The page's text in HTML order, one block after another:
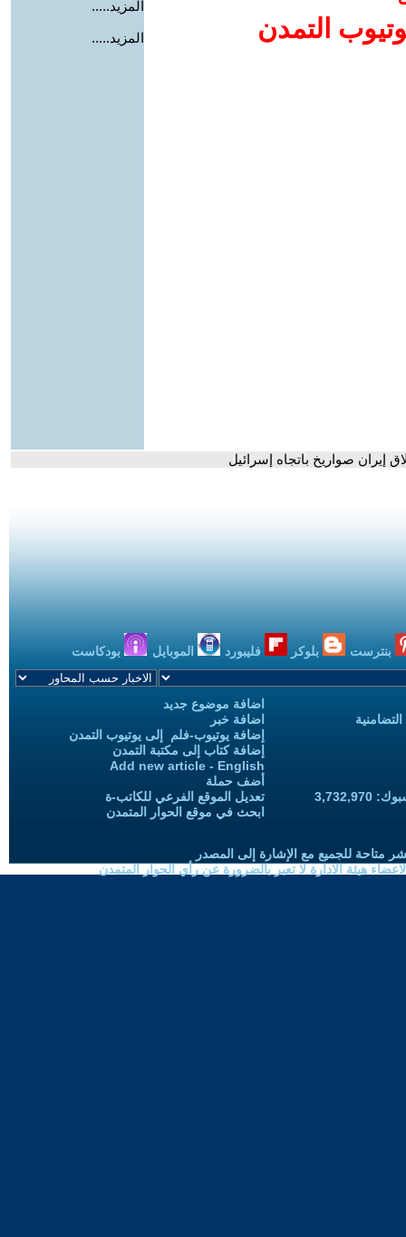
التمدن
المزيد.....
المزيد.....
إيران صواريخ باتجاه إسرائيل
بنترست بلوكر فليبورد الموبايل بودكاست
اضافة موضوع جديد
اضافة خبر
إضافة يوتيوب-فلم إلى يوتيوب التمدن
إضافة كتاب إلى مكتبة التمدن
Add new article - English
أضف حملة
تعديل الموقع الفرعي للكاتب-ة
ابحث في موقع الحوار المتمدن
متاحة للجميع مع الإشارة إلى المصدر
هيئة الادارة لا تعبر بالضرورة عن رأي الحوار المتمدن